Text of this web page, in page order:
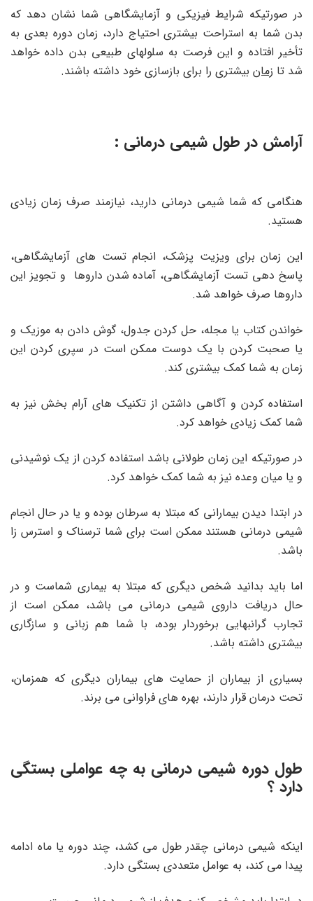
در صورتیکه شرایط فیزیکی و آزمایشگاهی شما نشان دهد که
بدن شما به استراحت بیشتری احتیاج دارد، زمان دوره بعدی به
تأخیر افتاده و این فرصت به سلولهای طبیعی بدن داده خواهد
شد تا زمان بیشتری را برای بازسازی خود داشته باشند.
آرامش در طول شیمی درمانی :
هنگامی که شما شیمی درمانی دارید، نیازمند صرف زمان زیادی
هستید.
این زمان برای ویزیت پزشک، انجام تست های آزمایشگاهی،
پاسخ دهی تست آزمایشگاهی، آماده شدن داروها و تجویز این
داروها صرف خواهد شد.
خواندن کتاب یا مجله، حل کردن جدول، گوش دادن به موزیک و
یا صحبت کردن با یک دوست ممکن است در سپری کردن این
زمان به شما کمک بیشتری کند.
استفاده کردن و آگاهی داشتن از تکنیک های آرام بخش نیز به
شما کمک زیادی خواهد کرد.
در صورتیکه این زمان طولانی باشد استفاده کردن از یک نوشیدنی
و یا میان وعده نیز به شما کمک خواهد کرد.
در ابتدا دیدن بیمارانی که مبتلا به سرطان بوده و یا در حال انجام
شیمی درمانی هستند ممکن است برای شما ترسناک و استرس زا
باشد.
اما باید بدانید شخص دیگری که مبتلا به بیماری شماست و در
حال دریافت داروی شیمی درمانی می باشد، ممکن است از
تجارب گرانبهایی برخوردار بوده، با شما هم زبانی و سازگاری
بیشتری داشته باشد.
بسیاری از بیماران از حمایت های بیماران دیگری که همزمان،
تحت درمان قرار دارند، بهره های فراوانی می برند.
طول دوره شیمی درمانی به چه عواملی بستگی
دارد ؟
اینکه شیمی درمانی چقدر طول می کشد، چند دوره یا ماه ادامه
پیدا می کند، به عوامل متعددی بستگی دارد.